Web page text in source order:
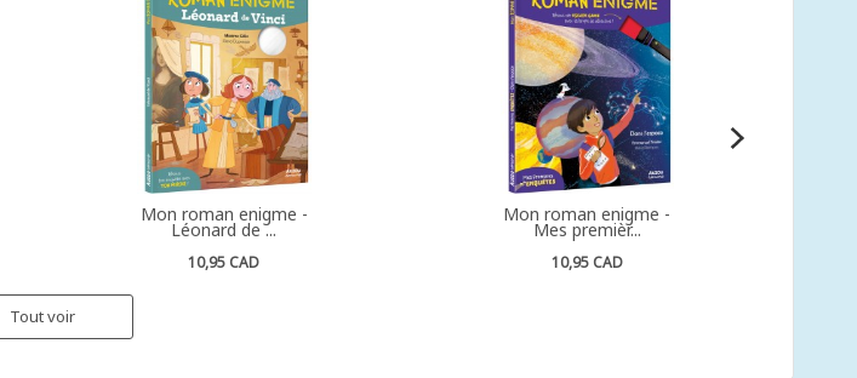
Mon roman enigme -
Léonard de ...
10,95 CAD
Mon roman enigme -
Mes premièr...
10,95 CAD
Tout voir